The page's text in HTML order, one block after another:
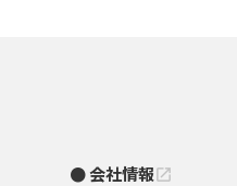
会社情報open_in_new